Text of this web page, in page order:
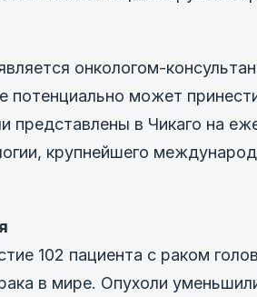
онкологом-
потенциально может
представлены в Чикаго на
крупнейшего
102 пациента с раком
в мире. Опухоли